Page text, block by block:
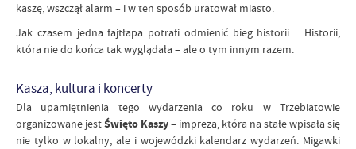
kaszę, wszczął alarm – i w ten sposób uratował miasto.
Jak czasem jedna fajtłapa potrafi odmienić bieg historii… Historii,
która nie do końca tak wyglądała – ale o tym innym razem.
Kasza, kultura i koncerty
Dla upamiętnienia tego wydarzenia co roku w Trzebiatowie
organizowane jestŚwięto Kaszy– impreza, która na stałe wpisała się
nie tylko w lokalny, ale i wojewódzki kalendarz wydarzeń. Migawki